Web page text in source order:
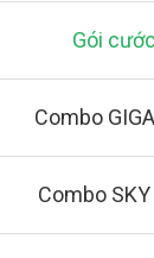
Gói cước
Combo
Combo